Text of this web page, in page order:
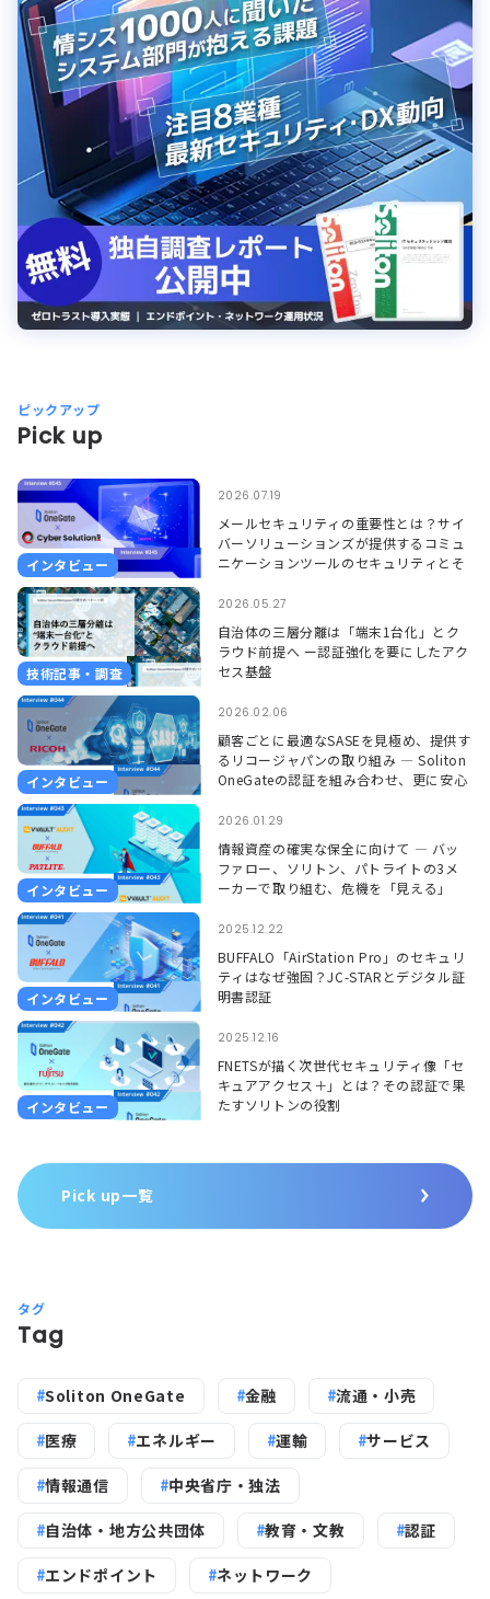
ピックアップ
Pick up
インタビュー
2026.07.19
メールセキュリティの重要性とは？サイ
バーソリューションズが提供するコミュ
ニケーションツールのセキュリティとそ
技術記事・調査
2026.05.27
自治体の三層分離は「端末1台化」とク
ラウド前提へ ー認証強化を要にしたアク
セス基盤
インタビュー
2026.02.06
顧客ごとに最適なSASEを見極め、提供す
るリコージャパンの取り組み ― Soliton
OneGateの認証を組み合わせ、更に安心
インタビュー
2026.01.29
情報資産の確実な保全に向けて ― バッ
ファロー、ソリトン、パトライトの3メ
ーカーで取り組む、危機を「見える」
―
インタビュー
2025.12.22
BUFFALO「AirStation Pro」のセキュリ
ティはなぜ強固？JC-STARとデジタル証
明書認証
インタビュー
2025.12.16
FNETSが描く次世代セキュリティ像「セ
キュアアクセス＋」とは？その認証で果
たすソリトンの役割
Pick up一覧
タグ
Tag
Soliton OneGate 金融 流通・小売
医療 エネルギー 運輸 サービス
情報通信 中央省庁・独法
自治体・地方公共団体 教育・文教 認証
エンドポイント ネットワーク